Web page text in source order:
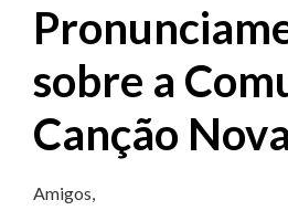
sobre a
Canção
Amigos,